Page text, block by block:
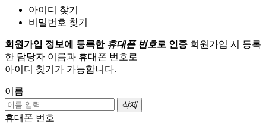
아이디 찾기
비밀번호 찾기
회원가입 정보에 등록한 휴대폰 번호로 인증 회원가입 시 등록
한 담당자 이름과 휴대폰 번호로
아이디 찾기가 가능합니다.
이름
삭제
휴대폰 번호